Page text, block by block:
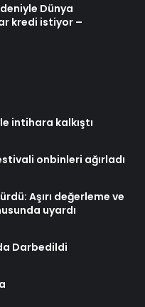
Dünya
kredi istiyor –
intihara kalkıştı
onbinleri ağırladı
Aşırı değerleme ve
uyardı
Darbedildi